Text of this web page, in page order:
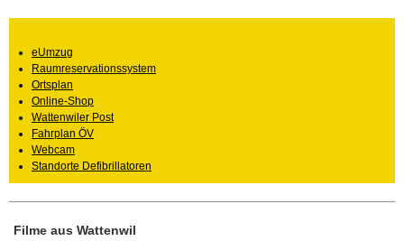
Filme aus Wattenwil
eUmzug
Raumreservationssystem
Ortsplan
Online-Shop
Wattenwiler Post
Fahrplan ÖV
Webcam
Standorte Defibrillatoren